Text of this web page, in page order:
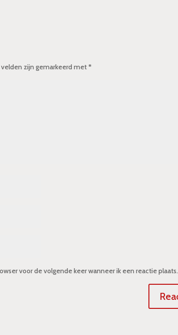
velden zijn gemarkeerd met*
voor de volgende keer wanneer ik een reactie plaats.